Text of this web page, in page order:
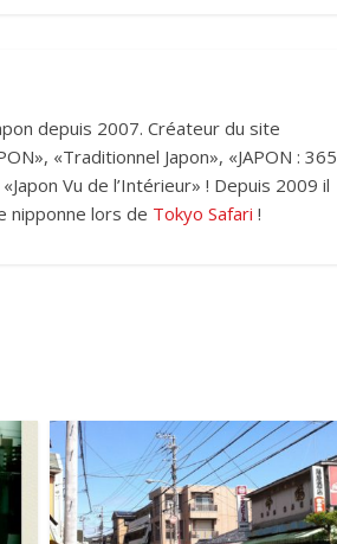
depuis 2007. Créateur du site
«Traditionnel Japon», «JAPON : 365
Vu de l’Intérieur» ! Depuis 2009 il
nipponne lors de Tokyo Safari !